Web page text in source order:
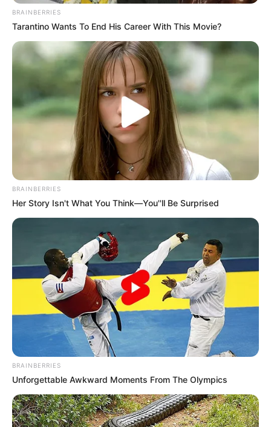
BRAINBERRIES
Tarantino Wants To End His Career With This Movie?
BRAINBERRIES
Her Story Isn't What You Think—You''ll Be Surprised
BRAINBERRIES
Unforgettable Awkward Moments From The Olympics